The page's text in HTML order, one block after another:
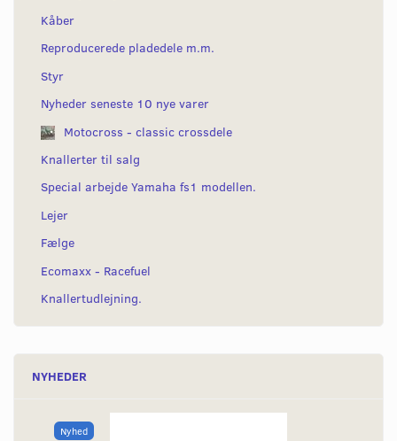
Kåber
Reproducerede pladedele m.m.
Styr
Nyheder seneste 10 nye varer
Motocross - classic crossdele
Knallerter til salg
Special arbejde Yamaha fs1 modellen.
Lejer
Fælge
Ecomaxx - Racefuel
Knallertudlejning.
NYHEDER
Nyhed